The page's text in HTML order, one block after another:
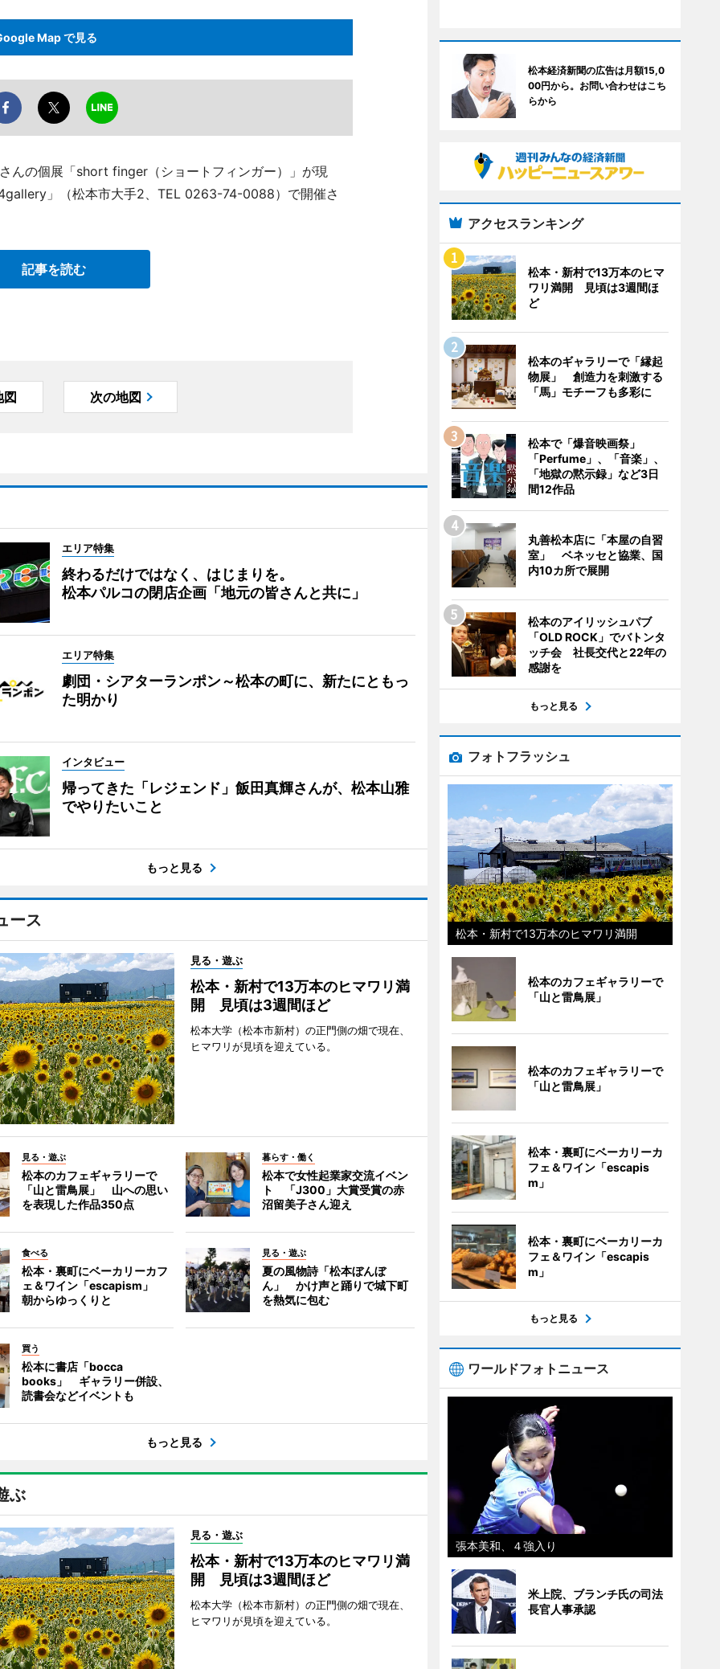
Map で見る
んの個展「short finger（ショートフィンガー）」が現
」（松本市大手2、TEL 0263-74-0088）で開催さ
記事を読む
図 次の地図
エリア特集
終わるだけではなく、はじまりを。
松本パルコの閉店企画「地元の皆さんと共に」
エリア特集
劇団・シアターランポン～松本の町に、新たにともっ
た明かり
インタビュー
帰ってきた「レジェンド」飯田真輝さんが、松本山雅
でやりたいこと
もっと見る
ース
見る・遊ぶ
松本・新村で13万本のヒマワリ満
開 見頃は3週間ほど
松本大学（松本市新村）の正門側の畑で現在、
ヒマワリが見頃を迎えている。
見る・遊ぶ
松本のカフェギャラリーで
「山と雷鳥展」 山への思い
を表現した作品350点
暮らす・働く
松本で女性起業家交流イベン
ト 「J300」大賞受賞の赤
沼留美子さん迎え
食べる
松本・裏町にベーカリーカフ
ェ＆ワイン「escapism」
朝からゆっくりと
見る・遊ぶ
夏の風物詩「松本ぼんぼ
ん」 かけ声と踊りで城下町
を熱気に包む
買う
松本に書店「bocca
books」 ギャラリー併設、
読書会などイベントも
もっと見る
ぶ
見る・遊ぶ
松本・新村で13万本のヒマワリ満
開 見頃は3週間ほど
松本大学（松本市新村）の正門側の畑で現在、
ヒマワリが見頃を迎えている。
松本経済新聞の広告は月額15,0
00円から。お問い合わせはこち
らから
アクセスランキング
松本・新村で13万本のヒマ
ワリ満開 見頃は3週間ほ
ど
松本のギャラリーで「縁起
物展」 創造力を刺激する
「馬」モチーフも多彩に
松本で「爆音映画祭」
「Perfume」、「音楽」、
「地獄の黙示録」など3日
間12作品
丸善松本店に「本屋の自習
室」 ベネッセと協業、国
内10カ所で展開
松本のアイリッシュパブ
「OLD ROCK」でバトンタ
ッチ会 社長交代と22年の
感謝を
もっと見る
フォトフラッシュ
松本・新村で13万本のヒマワリ満開
松本のカフェギャラリーで
「山と雷鳥展」
松本のカフェギャラリーで
「山と雷鳥展」
松本・裏町にベーカリーカ
フェ＆ワイン「escapis
m」
松本・裏町にベーカリーカ
フェ＆ワイン「escapis
m」
もっと見る
ワールドフォトニュース
張本美和、４強入り
米上院、ブランチ氏の司法
長官人事承認